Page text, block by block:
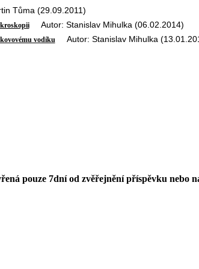
Tůma (29.09.2011)
Autor: Stanislav Mihulka (06.02.2014)
vodíku Autor: Stanislav Mihulka
pouze 7dní od zvěřejnění příspěvku nebo